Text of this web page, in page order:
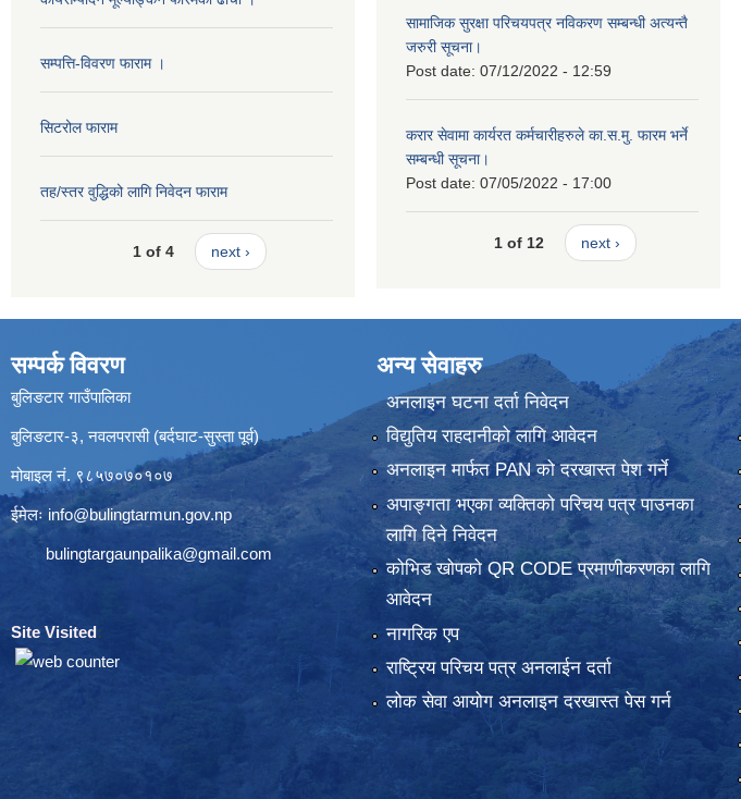
सम्पत्ति-विवरण फाराम ।
सिटरोल फाराम
तह/स्तर वुद्धिको लागि निवेदन फाराम
1 of 4 next ›
सामाजिक सुरक्षा परिचयपत्र नविकरण सम्बन्धी अत्यन्तै
जरुरी सूचना।
Post date: 07/12/2022 - 12:59
करार सेवामा कार्यरत कर्मचारीहरुले का.स.मु. फारम भर्ने
सम्बन्धी सूचना।
Post date: 07/05/2022 - 17:00
1 of 12 next ›
सम्पर्क विवरण
बुलिङटार गाउँपालिका
बुलिङटार-३, नवलपरासी (बर्दघाट-सुस्ता पूर्व)
मोबाइल नं. ९८५७०७०१०७
ईमेलः info@bulingtarmun.gov.np
bulingtargaunpalika@gmail.com
Site Visited:
अन्य सेवाहरु
अनलाइन घटना दर्ता निवेदन
विद्युतिय राहदानीको लागि आवेदन
अनलाइन मार्फत PAN को दरखास्त पेश गर्ने
अपाङ्गता भएका व्यक्तिको परिचय पत्र पाउनका
लागि दिने निवेदन
कोभिड खोपको QR CODE प्रमाणीकरणका लागि
आवेदन
नागरिक एप
राष्ट्रिय परिचय पत्र अनलाईन दर्ता
लोक सेवा आयोग अनलाइन दरखास्त पेस गर्न